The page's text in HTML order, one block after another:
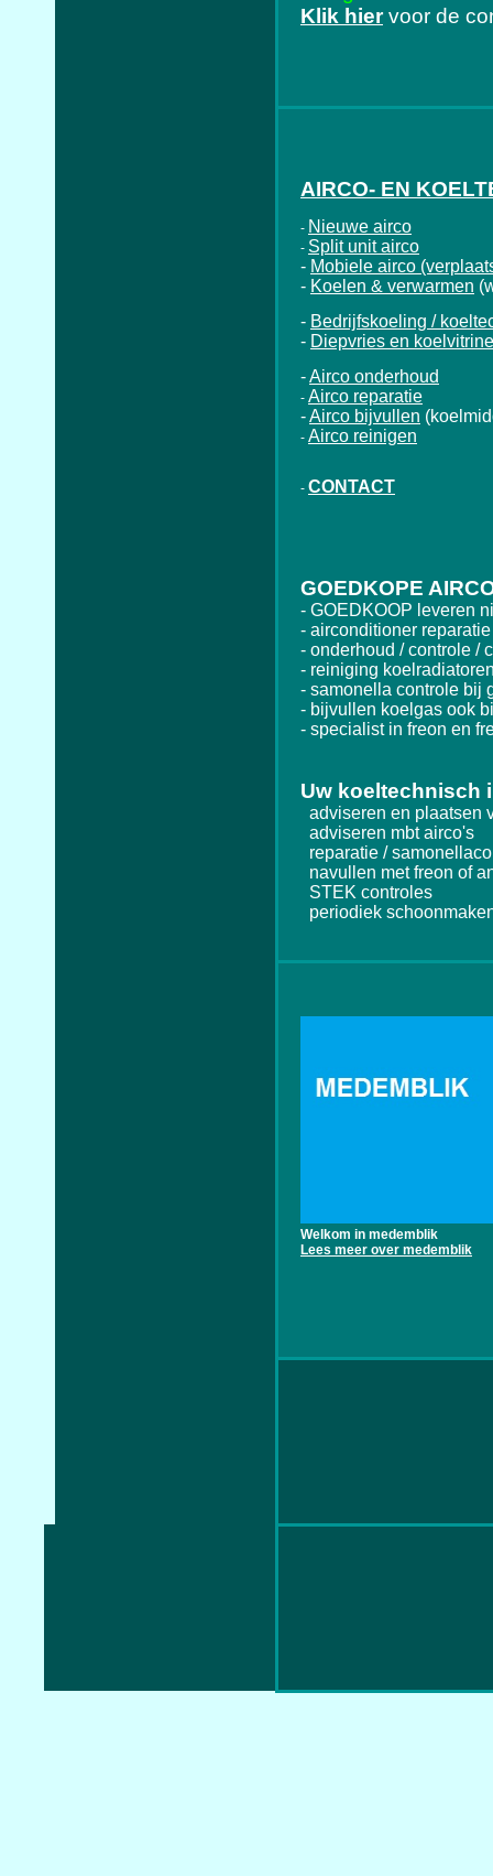
Klik hier voor de
AIRCO- EN
- Nieuwe airco
- Split unit airco
- Mobiele airco
- Koelen & verwarmen
- Bedrijfskoeling /
- Diepvries en
-Airco onderhoud
- Airco reparatie
-Airco bijvullen
- Airco reinigen
- CONTACT
GOEDKOPE
- GOEDKOOP leveren
- airconditioner
- onderhoud / controle /
- reiniging
- samonella controle bij
- bijvullen koelgas ook
- specialist in freon en
Uw koeltechnisch
adviseren en plaatsen
adviseren mbt airco's
reparatie /
navullen met freon of
STEK controles
periodiek
Welkom in medemblik
Lees meer over medemblik